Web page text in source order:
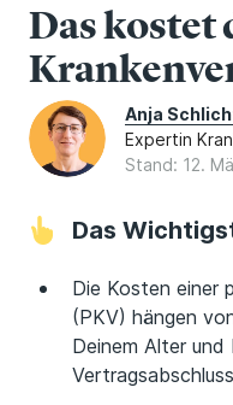
Das kostet
Anja
Expertin
Stand: 12.
Das
Die Kosten einer
(PKV) hängen
Deinem Alter und